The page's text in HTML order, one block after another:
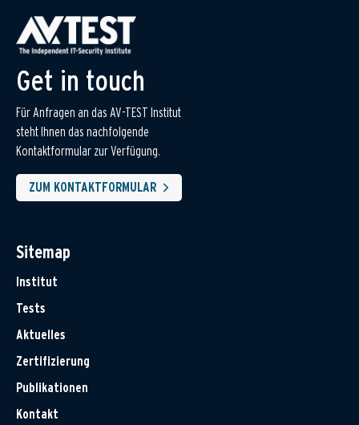
Get in touch
Für Anfragen an das AV-TEST Institut
steht Ihnen das nachfolgende
Kontaktformular zur Verfügung.
ZUM KONTAKTFORMULAR
Sitemap
Institut
Tests
Aktuelles
Zertifizierung
Publikationen
Kontakt